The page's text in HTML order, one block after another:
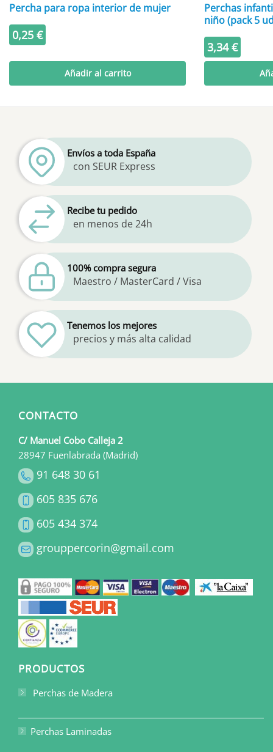
Percha para ropa interior de mujer
0,25 €
Añadir al carrito
Perchas
niño (pack 5
3,34€
Envíos a toda España
con SEUR Express
Recibe tu pedido
en menos de 24h
100% compra segura
Maestro / MasterCard / Visa
Tenemos los mejores
precios y más alta calidad
CONTACTO
C/ Manuel Cobo Calleja 2
28947 Fuenlabrada (Madrid)
91 648 30 61
605 835 676
605 434 374
grouppercorin@gmail.com
PRODUCTOS
Perchas de Madera
Perchas Laminadas